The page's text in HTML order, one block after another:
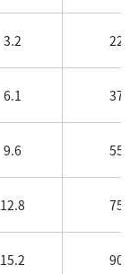
3.2 22
6.1 37
9.6 55
12.8 75
15.2 90